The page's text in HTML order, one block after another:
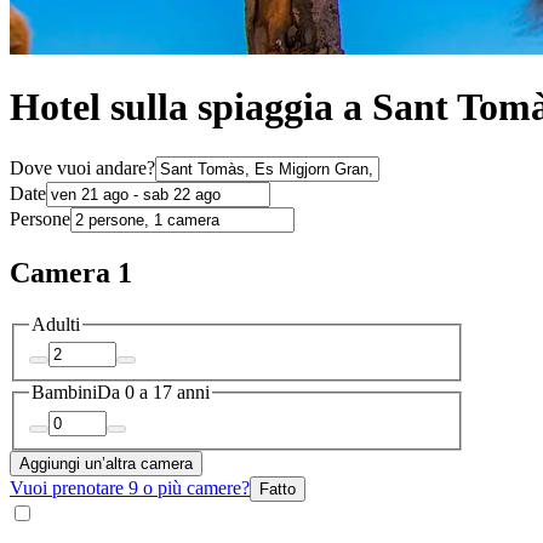
Hotel sulla spiaggia a Sant
Dove vuoi andare?
Date
Persone
Camera 1
Adulti
BambiniDa 0 a 17 anni
Aggiungi un’altra camera
Vuoi prenotare 9 o più camere? Fatto